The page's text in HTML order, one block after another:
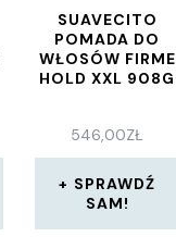
SUAVECITO
POMADA DO
WŁOSÓW FIRME
HOLD XXL 908G
546,00ZŁ
SPRAWDŹ
SAM!